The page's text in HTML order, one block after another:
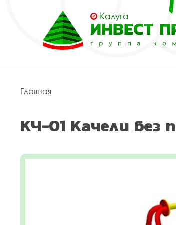
Калуга
Главная
КЧ-01 Качели без